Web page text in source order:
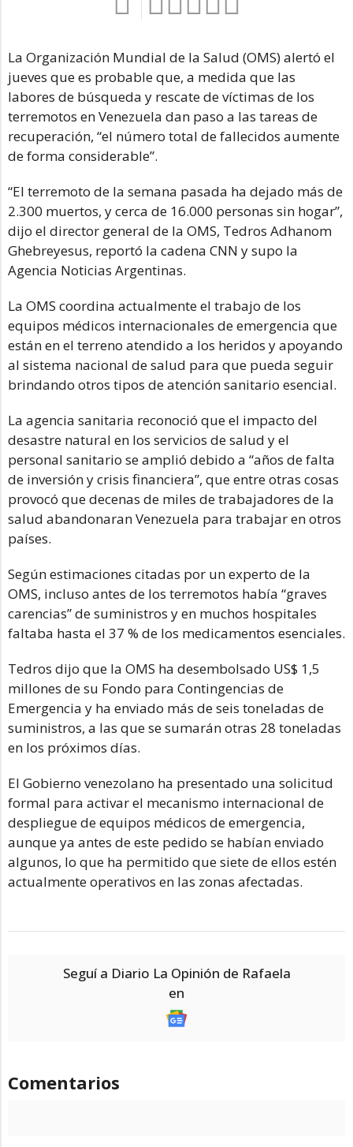
La Organización Mundial de la Salud (OMS) alertó el
jueves que es probable que, a medida que las
labores de búsqueda y rescate de víctimas de los
terremotos en Venezuela dan paso a las tareas de
recuperación, “el número total de fallecidos aumente
de forma considerable”.
“El terremoto de la semana pasada ha dejado más de
2.300 muertos, y cerca de 16.000 personas sin hogar”,
dijo el director general de la OMS, Tedros Adhanom
Ghebreyesus, reportó la cadena CNN y supo la
Agencia Noticias Argentinas.
La OMS coordina actualmente el trabajo de los
equipos médicos internacionales de emergencia que
están en el terreno atendido a los heridos y apoyando
al sistema nacional de salud para que pueda seguir
brindando otros tipos de atención sanitario esencial.
La agencia sanitaria reconoció que el impacto del
desastre natural en los servicios de salud y el
personal sanitario se amplió debido a “años de falta
de inversión y crisis financiera”, que entre otras cosas
provocó que decenas de miles de trabajadores de la
salud abandonaran Venezuela para trabajar en otros
países.
Según estimaciones citadas por un experto de la
OMS, incluso antes de los terremotos había “graves
carencias” de suministros y en muchos hospitales
faltaba hasta el 37 % de los medicamentos esenciales.
Tedros dijo que la OMS ha desembolsado US$ 1,5
millones de su Fondo para Contingencias de
Emergencia y ha enviado más de seis toneladas de
suministros, a las que se sumarán otras 28 toneladas
en los próximos días.
El Gobierno venezolano ha presentado una solicitud
formal para activar el mecanismo internacional de
despliegue de equipos médicos de emergencia,
aunque ya antes de este pedido se habían enviado
algunos, lo que ha permitido que siete de ellos estén
actualmente operativos en las zonas afectadas.
Seguí a Diario La Opinión de Rafaela
en
Comentarios